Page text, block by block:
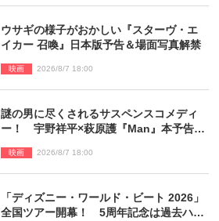
ウサギの様子がおかしい『スターヴ・エ
イカー 召喚』日本版予告＆場面写真解禁
映画 2026/8/7 18:00
謎の男に尽くされるサスペンスコメディ
ー！ 宇野祥平×萩原護『Man』本予告＆
映画 2026/8/7 18:00
「ディズニー・ワールド・ビート 2026」
全国ツアー開幕！ 5周年記念は過去ハイ